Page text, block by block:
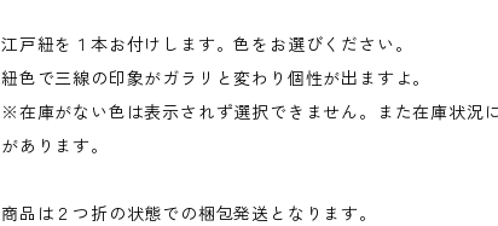
江戸紐を１本お付けします。色をお選びください。
紐色で三線の印象がガラリと変わり個性が出ますよ。
※在庫がない色は表示されず選択できません。また在庫状況
があります。
商品は２つ折の状態での梱包発送となります。